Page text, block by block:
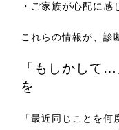
・ご家族が心配に感
これらの情報が、診
「もしかして
を
「最近同じことを